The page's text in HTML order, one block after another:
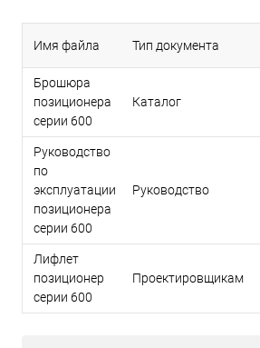
Имя файла Тип документа
Брошюра
позиционера
серии 600
Каталог
Руководство
по
эксплуатации
позиционера
серии 600
Руководство
Лифлет
позиционер
серии 600
Проектировщикам